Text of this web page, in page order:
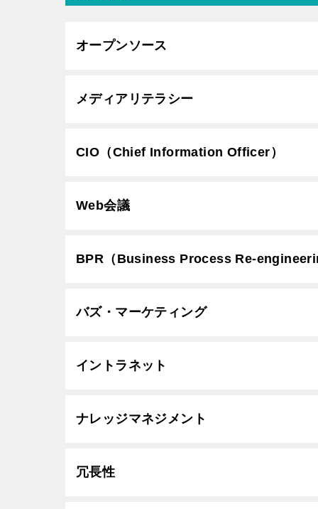
オープンソース
メディアリテラシー
CIO（Chief Information Officer）
Web会議
BPR（Business Process Re-
バズ・マーケティング
イントラネット
ナレッジマネジメント
冗長性